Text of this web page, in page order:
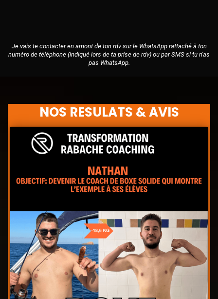
Je vais te contacter en amont de ton rdv sur le WhatsApp rattaché à ton
numéro de téléphone (indiqué lors de ta prise de rdv) ou par SMS si tu n'as
pas WhatsApp.
NOS RESULATS & AVIS